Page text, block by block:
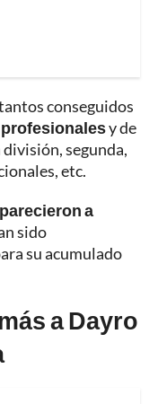
conseguidos
y de
segunda,
etc.
a
sido
su acumulado
a Dayro